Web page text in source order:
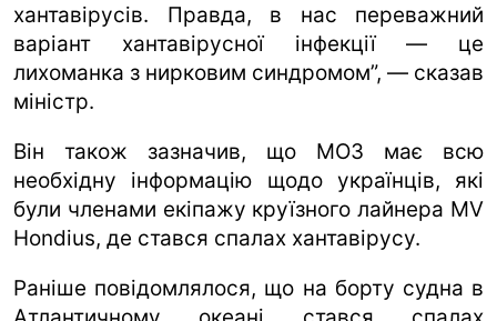
хантавірусів. Правда, в нас переважний
варіант хантавірусної інфекції — це
лихоманка з нирковим синдромом”, — сказав
міністр.
Він також зазначив, що МОЗ має всю
необхідну інформацію щодо українців, які
були членами екіпажу круїзного лайнера MV
Hondius, де стався спалах хантавірусу.
Раніше повідомлялося, що на борту судна в